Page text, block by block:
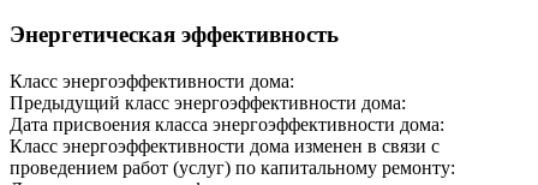
Энергетическая эффективность
Класс энергоэффективности дома:
Предыдущий класс энергоэффективности дома:
Дата присвоения класса энергоэффективности дома:
Класс энергоэффективности дома изменен в связи с
проведением работ (услуг) по капитальному ремонту: